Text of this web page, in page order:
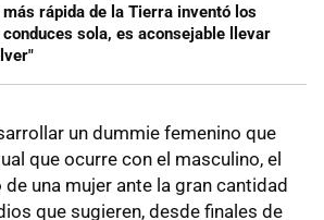
rápida de la Tierra inventó los
sola, es aconsejable llevar
un dummie femenino que
que ocurre con el masculino, el
una mujer ante la gran cantidad
que sugieren, desde finales de